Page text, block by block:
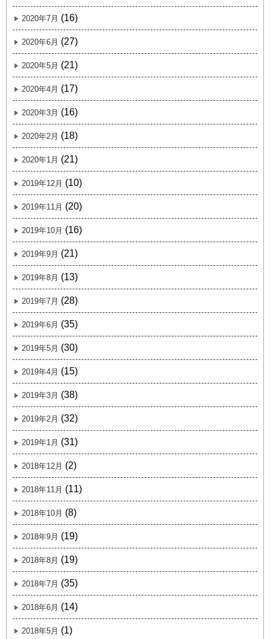
2020年7月 (16)
2020年6月 (27)
2020年5月 (21)
2020年4月 (17)
2020年3月 (16)
2020年2月 (18)
2020年1月 (21)
2019年12月 (10)
2019年11月 (20)
2019年10月 (16)
2019年9月 (21)
2019年8月 (13)
2019年7月 (28)
2019年6月 (35)
2019年5月 (30)
2019年4月 (15)
2019年3月 (38)
2019年2月 (32)
2019年1月 (31)
2018年12月 (2)
2018年11月 (11)
2018年10月 (8)
2018年9月 (19)
2018年8月 (19)
2018年7月 (35)
2018年6月 (14)
2018年5月 (1)